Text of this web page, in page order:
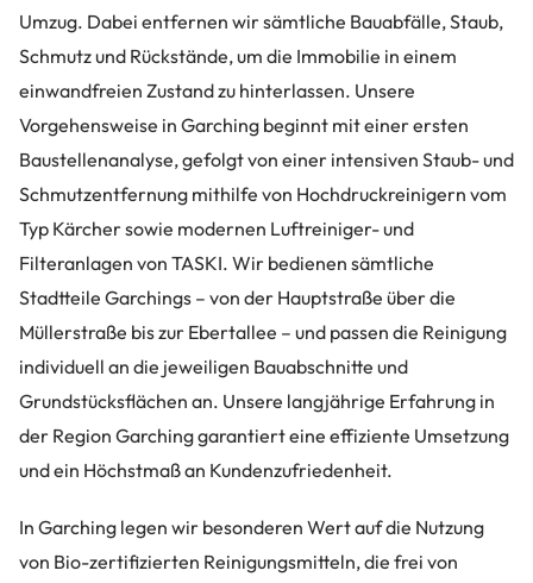
Umzug. Dabei entfernen wir sämtliche Bauabfälle, Staub,
Schmutz und Rückstände, um die Immobilie in einem
einwandfreien Zustand zu hinterlassen. Unsere
Vorgehensweise in Garching beginnt mit einer ersten
Baustellenanalyse, gefolgt von einer intensiven Staub- und
Schmutzentfernung mithilfe von Hochdruckreinigern vom
Typ Kärcher sowie modernen Luftreiniger- und
Filteranlagen von TASKI. Wir bedienen sämtliche
Stadtteile Garchings – von der Hauptstraße über die
Müllerstraße bis zur Ebertallee – und passen die Reinigung
individuell an die jeweiligen Bauabschnitte und
Grundstücksflächen an. Unsere langjährige Erfahrung in
der Region Garching garantiert eine effiziente Umsetzung
und ein Höchstmaß an Kundenzufriedenheit.
In Garching legen wir besonderen Wert auf die Nutzung
von Bio-zertifizierten Reinigungsmitteln, die frei von